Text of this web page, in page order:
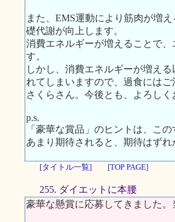
また、EMS運動により筋肉が増
礎代謝が向上します。
消費エネルギーが増えることで
す。
しかし、消費エネルギーが増え
れてしまいますので、過食にはご
さくらさん。今後とも、よろしく
p.s.
「豪華な賞品」のヒントは、この
あまり期待されると、期待はず
[タイトル一覧] [TOP PAGE]
255. ダイエットに本腰
豪華な懸賞に応募してきました。